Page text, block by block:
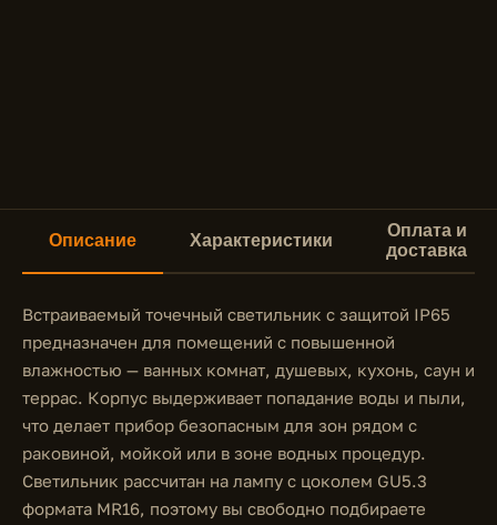
Описание Характеристики
Оплата и
доставка
Встраиваемый точечный светильник с защитой IP65
предназначен для помещений с повышенной
влажностью — ванных комнат, душевых, кухонь, саун и
террас. Корпус выдерживает попадание воды и пыли,
что делает прибор безопасным для зон рядом с
раковиной, мойкой или в зоне водных процедур.
Светильник рассчитан на лампу с цоколем GU5.3
формата MR16, поэтому вы свободно подбираете